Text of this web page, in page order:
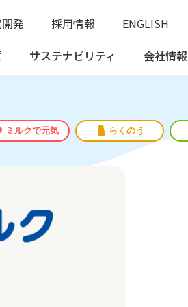
サステナビリティ 会社情報
発 採用情報 ENGLISH
ミルクで元気 らくのう